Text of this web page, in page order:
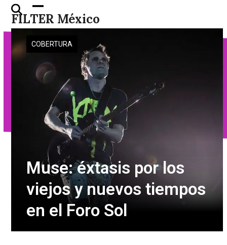
Skip
content
FILTER México
Open
mobile
menu
Close
mobile
menu
COBERTURA
Muse: éxtasis por los
viejos y nuevos tiempos
en el Foro Sol